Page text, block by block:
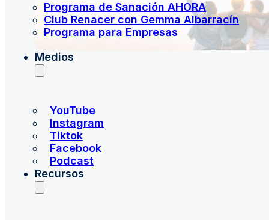
Programa de Sanación AHORA
Club Renacer con Gemma Albarracín
Programa para Empresas
Medios
YouTube
Instagram
Tiktok
Facebook
Podcast
Recursos